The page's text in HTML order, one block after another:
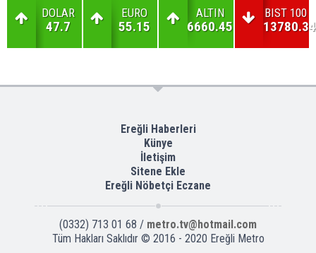
DOLAR
47.7
EURO
55.15
ALTIN
6660.45
BIST 100
13780.34
Ereğli Haberleri
Künye
İletişim
Sitene Ekle
Ereğli Nöbetçi Eczane
(0332) 713 01 68 / metro.tv@hotmail.com
Tüm Hakları Saklıdır © 2016 - 2020 Ereğli Metro